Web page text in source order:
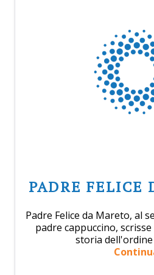
PADRE FELICE
Padre Felice da Mareto, al
padre cappuccino,
storia